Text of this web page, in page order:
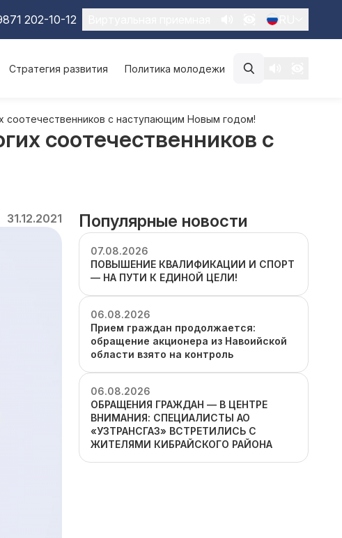
202-10-12
Стратегия развития Политика молодежи
соотечественников с наступающим Новым годом!
соотечественников с
31.12.2021 Популярные новости
07.08.2026
ПОВЫШЕНИЕ КВАЛИФИКАЦИИ И СПОРТ
— НА ПУТИ К ЕДИНОЙ ЦЕЛИ!
06.08.2026
Прием граждан продолжается:
обращение акционера из Навоийской
области взято на контроль
06.08.2026
ОБРАЩЕНИЯ ГРАЖДАН — В ЦЕНТРЕ
ВНИМАНИЯ: СПЕЦИАЛИСТЫ АО
«УЗТРАНСГАЗ» ВСТРЕТИЛИСЬ С
ЖИТЕЛЯМИ КИБРАЙСКОГО РАЙОНА